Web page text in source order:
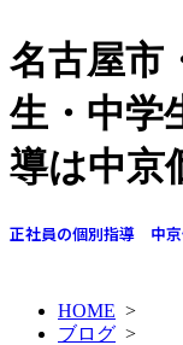
名古屋市
生・中学
導は中京
正社員の個別指導 中
HOME >
ブログ >